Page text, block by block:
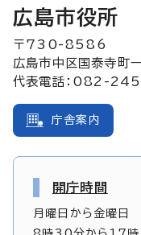
広島市役所
〒730-8586
広島市中区国泰寺町
代表電話：082-
庁舎案内
開庁時間
月曜日から金曜日